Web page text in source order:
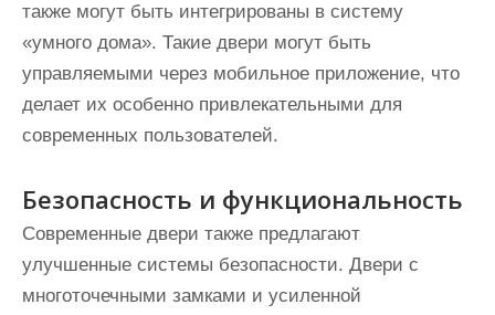
также могут быть интегрированы в систему
«умного дома». Такие двери могут быть
управляемыми через мобильное приложение, что
делает их особенно привлекательными для
современных пользователей.
Безопасность и функциональность
Современные двери также предлагают
улучшенные системы безопасности. Двери с
многоточечными замками и усиленной